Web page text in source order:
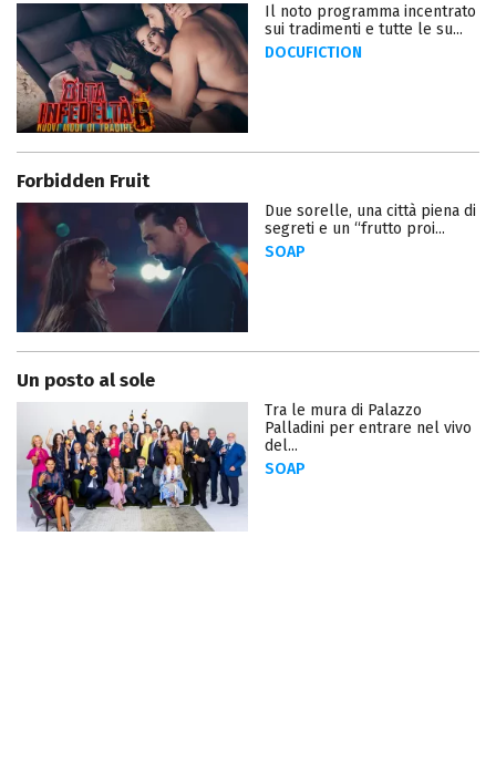
Il noto programma incentrato
sui tradimenti e tutte le su...
DOCUFICTION
Forbidden Fruit
Due sorelle, una città piena di
segreti e un “frutto proi...
SOAP
Un posto al sole
Tra le mura di Palazzo
Palladini per entrare nel vivo
del...
SOAP